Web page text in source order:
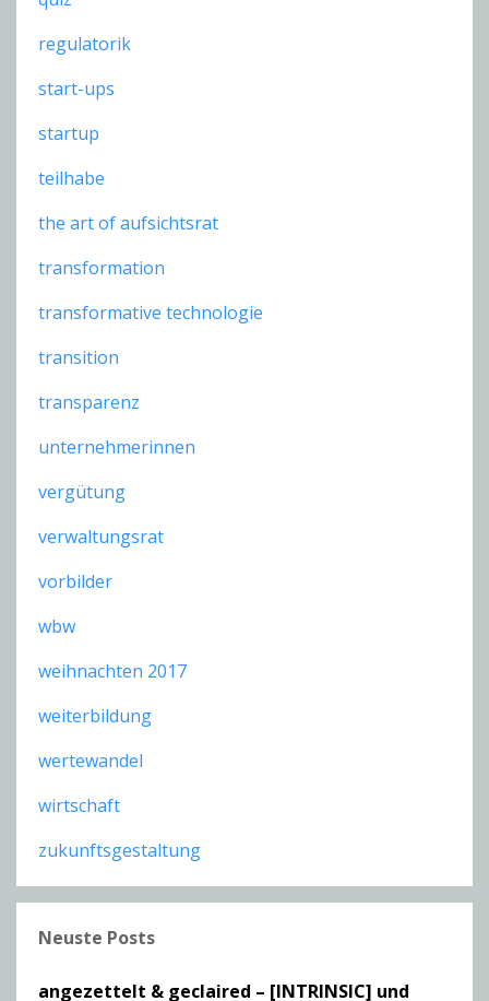
regulatorik
start-ups
startup
teilhabe
the art of aufsichtsrat
transformation
transformative technologie
transition
transparenz
unternehmerinnen
vergütung
verwaltungsrat
vorbilder
wbw
weihnachten 2017
weiterbildung
wertewandel
wirtschaft
zukunftsgestaltung
Neuste Posts
angezettelt & geclaired – [INTRINSIC] und